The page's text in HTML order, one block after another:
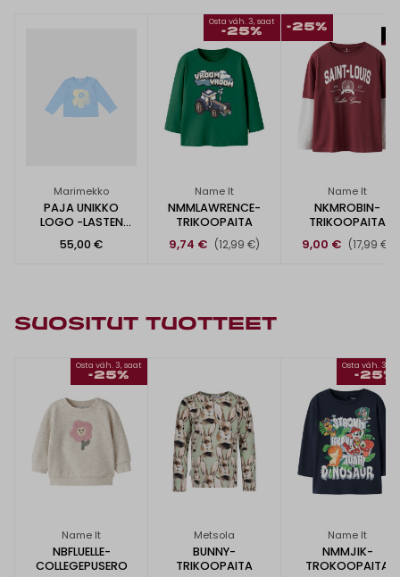
Marimekko
PAJA UNIKKO
LOGO -LASTEN
55,00 €
Osta väh. 3, saat
-25%
Name It
NMMLAWRENCE-
TRIKOOPAITA
9,74 € (12,99 €)
-25%
Name It
NKMROBIN-
TRIKOOPAITA
9,00 € (17,99 €)
SUOSITUT TUOTTEET
Osta väh. 3, saat
-25%
Name It
NBFLUELLE-
COLLEGEPUSERO
Metsola
BUNNY-
TRIKOOPAITA
Osta väh. 3,
-25%
Name It
NMMJIK-
TROKOOPAITA